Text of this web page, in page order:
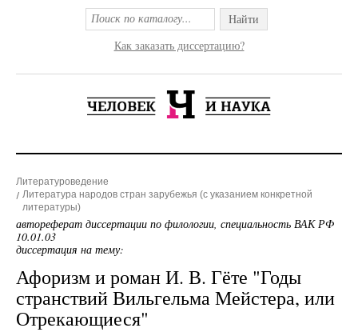
Найти
Как заказать диссертацию?
Литературоведение
Литература народов стран зарубежья (с указанием конкретной
литературы)
автореферат диссертации по филологии, специальность ВАК РФ
10.01.03
диссертация на тему:
Афоризм и роман И. В. Гёте "Годы
странствий Вильгельма Мейстера, или
Отрекающиеся"